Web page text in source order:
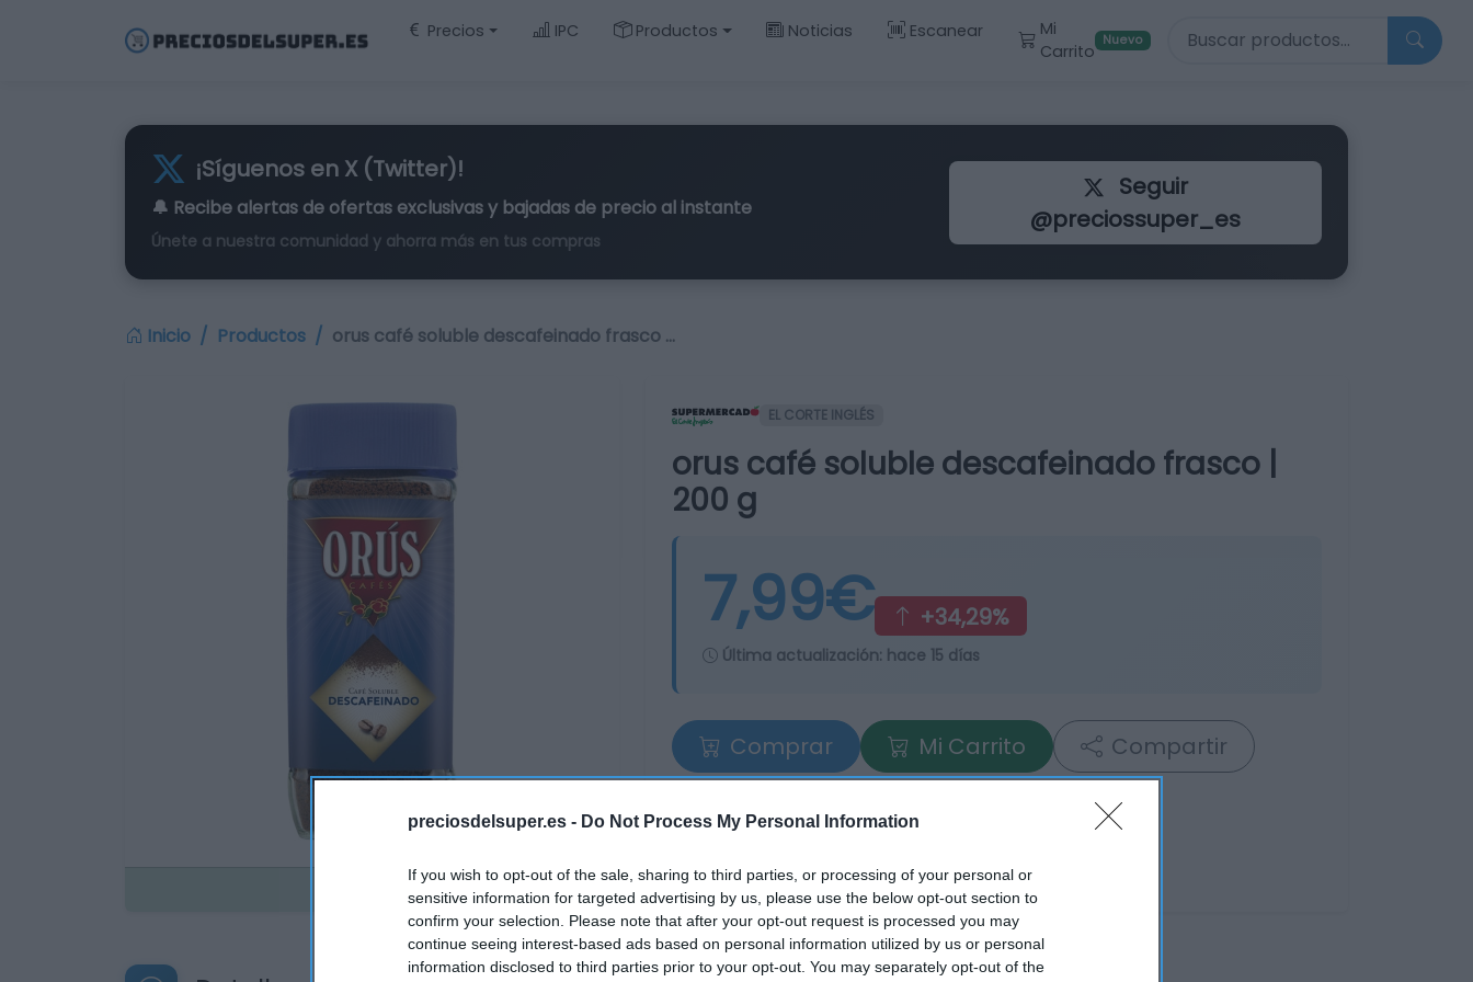
preciosdelsuper.es - Do Not Process My Personal Information
If you wish to opt-out of the sale, sharing to third parties, or processing of your personal or
sensitive information for targeted advertising by us, please use the below opt-out section to
confirm your selection. Please note that after your opt-out request is processed you may
continue seeing interest-based ads based on personal information utilized by us or personal
information disclosed to third parties prior to your opt-out. You may separately opt-out of the
Precios IPC Productos Noticias Escanear
Mi
Carrito
Nuevo Buscar productos
¡Síguenos en X (Twitter)!
🔔 Recibe alertas de ofertas exclusivasy bajadas de precio al instante
Únete a nuestra comunidad y ahorra más en tus compras
Seguir
@preciossuper_es
Inicio Productos orus café soluble descafeinado frasco …
Disponible
EL CORTE INGLÉS
orus café soluble descafeinado frasco |
200 g
7,99€ +34,29%
Última actualización: hace 15 días
Comprar Mi Carrito Compartir